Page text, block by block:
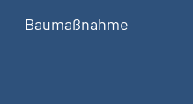
Baumaßnahme